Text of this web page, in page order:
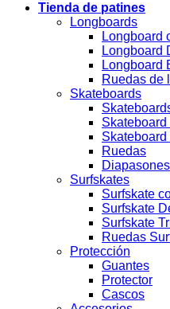
Tienda de patines
Longboards
Longboard
Longboard
Longboard
Ruedas de
Skateboards
Skateboard
Skateboard
Ruedas
Diapasones
Surfskates
Surfskate
Surfskate
Surfskate
Ruedas
Protección
Guantes
Protector
Cascos